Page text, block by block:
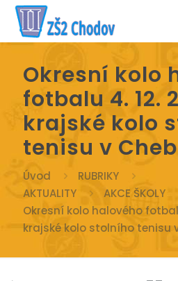
Okresní kolo
fotbalu 4. 12.
krajské kolo
tenisu v
Úvod
RUBRIKY
AKTUALITY
AKCE ŠKOLY
Okresní kolo halového
krajské kolo stolního tenisu